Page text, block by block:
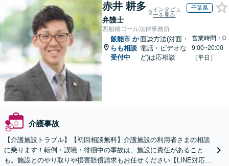
赤井 耕多
弁護士
インタビュ
ーを見る
千葉県
西船橋ゴール法律事務所
飯能市 か
らも相談
受付中
面談方法(対面・
電話・ビデオな
ど)は応相談
営業時間：0
9:00~20:00
（平日）
介護事故
【介護施設トラブル】【初回相談無料】介護施設の利用者さまの相談
に乗ります！転倒・誤嚥・徘徊中の事故は、施設に責任があること
も。施設とのやり取りや損害賠償請求もお任せください【LINE対応